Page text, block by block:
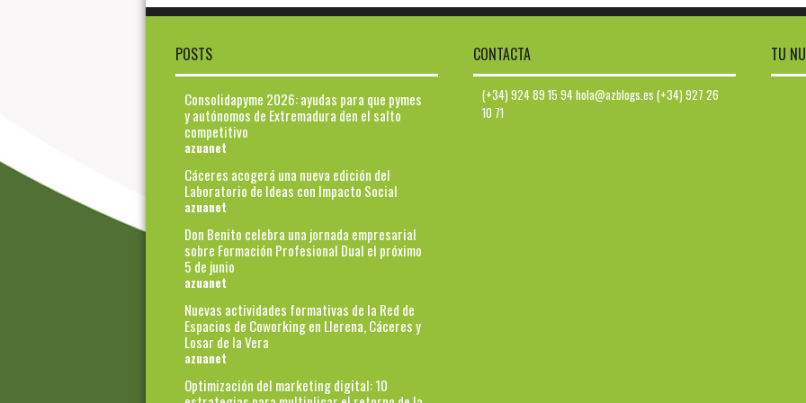
POSTS
Consolidapyme 2026: ayudas para que pymes
y autónomos de Extremadura den el salto
competitivo
azuanet
Cáceres acogerá una nueva edición del
Laboratorio de Ideas con Impacto Social
azuanet
Don Benito celebra una jornada empresarial
sobre Formación Profesional Dual el próximo
5 de junio
azuanet
Nuevas actividades formativas de la Red de
Espacios de Coworking en Llerena, Cáceres y
Losar de la Vera
azuanet
Optimización del marketing digital: 10
CONTACTA
(+34) 924 89 15 94 hola@azblogs.es (+34) 927 26
10 71
TU